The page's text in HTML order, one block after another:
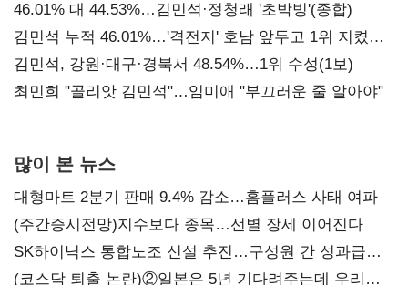
대표된 양 당직 배분"
46.01% 대 44.53%…김민석·정청래 '초박빙'(종합)
김민석 누적 46.01%…'격전지' 호남 앞두고 1위 지켰다
(2보)
김민석, 강원·대구·경북서 48.54%…1위 수성(1보)
최민희 "골리앗 김민석"…임미애 "부끄러운 줄 알아야"
많이 본 뉴스
대형마트 2분기 판매 9.4% 감소…홈플러스 사태 여파
(주간증시전망)지수보다 종목…선별 장세 이어진다
SK하이닉스 통합노조 신설 추진…구성원 간 성과급
불만 확산
(코스닥 퇴출 논란)②일본은 5년 기다려주는데 우리는